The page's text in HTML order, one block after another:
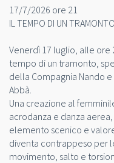
17/7/2026 ore 21
IL TEMPO DI UN TRAMONTO
Venerdì 17 luglio, alle ore
tempo di un tramonto,
della Compagnia Nando e
Abbà.
Una creazione al
acrodanza e danza
elemento scenico e
diventa contrappeso per
movimento, salto e